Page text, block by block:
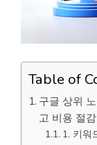
Table of
구글 상위
고 비용 절
1. 키워